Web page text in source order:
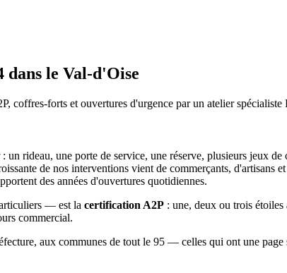
dans le Val-d'Oise
coffres-forts et ouvertures d'urgence par un atelier spécialiste
rideau, une porte de service, une réserve, plusieurs jeux
de nos interventions vient de commerçants, d'artisans
des années d'ouvertures quotidiennes.
— est la certification A2P : une, deux ou trois
commercial.
aux communes de tout le 95 — celles qui ont une